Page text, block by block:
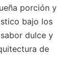
porción y
bajo los
dulce y
de